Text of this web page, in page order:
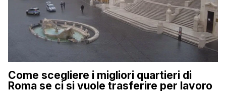
Come scegliere i migliori quartieri di
Roma se ci si vuole trasferire per lavoro